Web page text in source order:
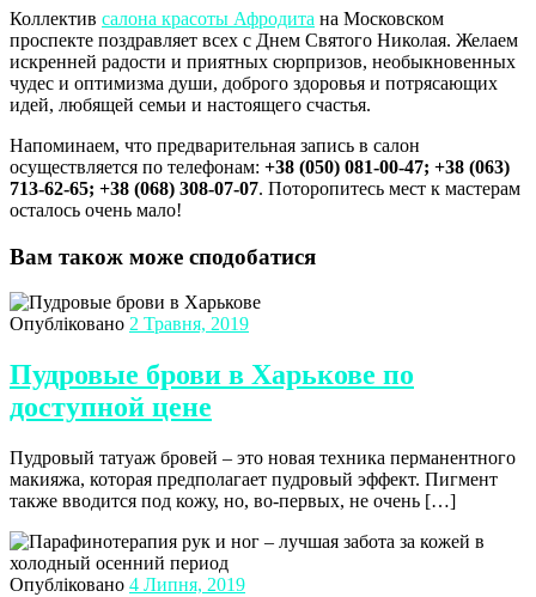
Коллектив салона красоты Афродита на Московском
проспекте поздравляет всех с Днем Святого Николая. Желаем
искренней радости и приятных сюрпризов, необыкновенных
чудес и оптимизма души, доброго здоровья и потрясающих
идей, любящей семьи и настоящего счастья.
Напоминаем, что предварительная запись в салон
осуществляется по телефонам: +38 (050) 081-00-47; +38 (063)
713-62-65; +38 (068) 308-07-07. Поторопитесь мест к мастерам
осталось очень мало!
Вам також може сподобатися
Опубліковано 2 Травня, 2019
Пудровые брови в Харькове по
доступной цене
Пудровый татуаж бровей – это новая техника перманентного
макияжа, которая предполагает пудровый эффект. Пигмент
также вводится под кожу, но, во-первых, не очень […]
Опубліковано 4 Липня, 2019